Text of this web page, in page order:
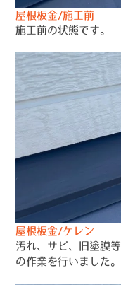
屋根板金/施工前
施工前の状態です。
屋根板金/ケレン
汚れ、サビ、旧塗膜
の作業を行いました。